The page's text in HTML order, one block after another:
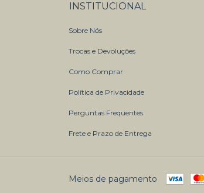
INSTITUCIONAL
Sobre Nós
Trocas e Devoluções
Como Comprar
Política de Privacidade
Perguntas Frequentes
Frete e Prazo de Entrega
Meios de pagamento